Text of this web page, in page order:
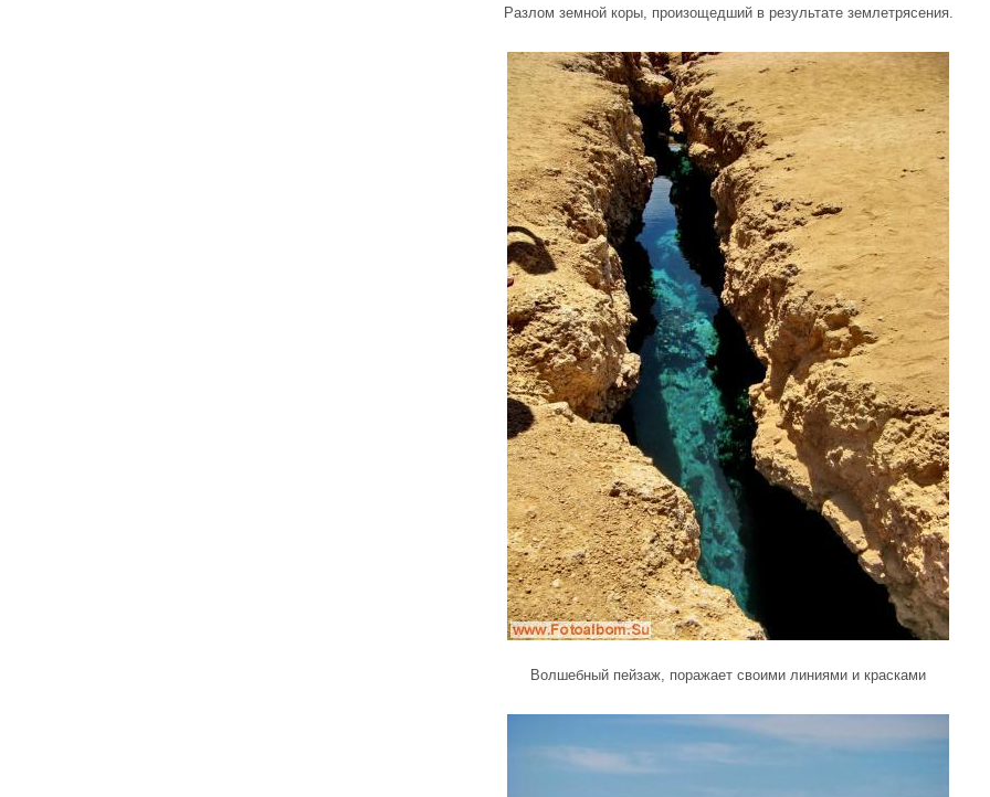
Разлом земной коры, произощедший в результате землетрясения.
Волшебный пейзаж, поражает своими линиями и красками